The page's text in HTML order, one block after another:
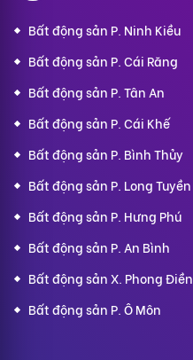
Bất động sản P. Ninh Kiều
Bất động sản P. Cái Răng
Bất động sản P. Tân An
Bất động sản P. Cái Khế
Bất động sản P. Bình Thủy
Bất động sản P. Long Tuyền
Bất động sản P. Hưng Phú
Bất động sản P. An Bình
Bất động sản X. Phong Điền
Bất động sản P. Ô Môn